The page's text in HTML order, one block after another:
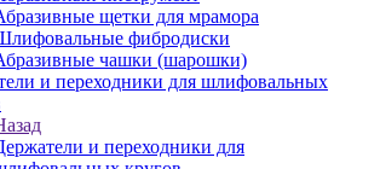
щетки для мрамора
фибродиски
чашки (шарошки)
и переходники для шлифовальных
и переходники для